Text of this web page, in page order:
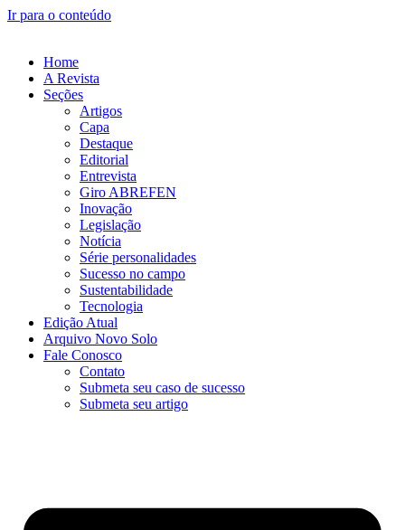
Ir para o conteúdo
Home
A Revista
Seções
Artigos
Capa
Destaque
Editorial
Entrevista
Giro ABREFEN
Inovação
Legislação
Notícia
Série personalidades
Sucesso no campo
Sustentabilidade
Tecnologia
Edição Atual
Arquivo Novo Solo
Fale Conosco
Contato
Submeta seu caso de sucesso
Submeta seu artigo